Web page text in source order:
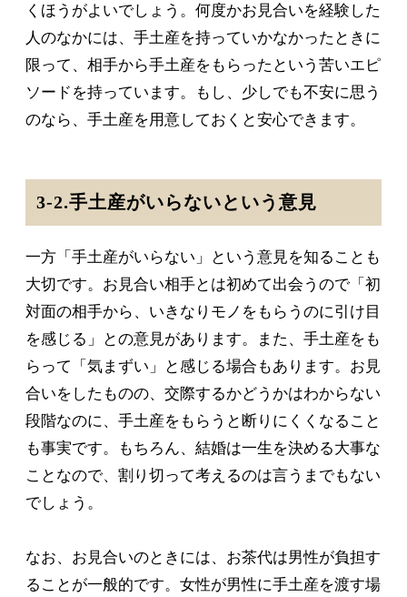
くほうがよいでしょう。何度かお見合いを経験した
人のなかには、手土産を持っていかなかったときに
限って、相手から手土産をもらったという苦いエピ
ソードを持っています。もし、少しでも不安に思う
のなら、手土産を用意しておくと安心できます。
3-2.手土産がいらないという意見
一方「手土産がいらない」という意見を知ることも
大切です。お見合い相手とは初めて出会うので「初
対面の相手から、いきなりモノをもらうのに引け目
を感じる」との意見があります。また、手土産をも
らって「気まずい」と感じる場合もあります。お見
合いをしたものの、交際するかどうかはわからない
段階なのに、手土産をもらうと断りにくくなること
も事実です。もちろん、結婚は一生を決める大事な
ことなので、割り切って考えるのは言うまでもない
でしょう。
なお、お見合いのときには、お茶代は男性が負担す
ることが一般的です。女性が男性に手土産を渡す場